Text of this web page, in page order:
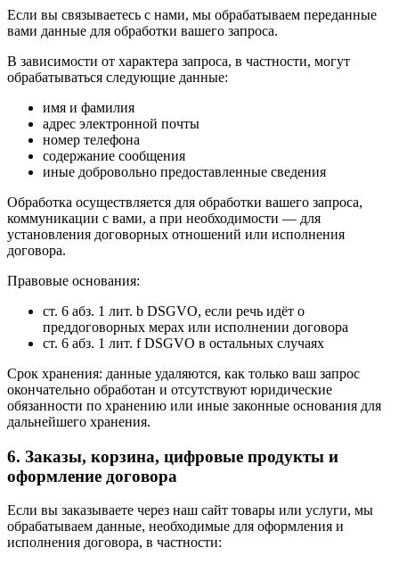
Если вы связываетесь с нами, мы обрабатываем переданные
вами данные для обработки вашего запроса.
В зависимости от характера запроса, в частности, могут
обрабатываться следующие данные:
имя и фамилия
адрес электронной почты
номер телефона
содержание сообщения
иные добровольно предоставленные сведения
Обработка осуществляется для обработки вашего запроса,
коммуникации с вами, а при необходимости — для
установления договорных отношений или исполнения
договора.
Правовые основания:
ст. 6 абз. 1 лит. b DSGVO, если речь идёт о
преддоговорных мерах или исполнении договора
ст. 6 абз. 1 лит. f DSGVO в остальных случаях
Срок хранения: данные удаляются, как только ваш запрос
окончательно обработан и отсутствуют юридические
обязанности по хранению или иные законные основания для
дальнейшего хранения.
6. Заказы, корзина, цифровые продукты и
оформление договора
Если вы заказываете через наш сайт товары или услуги, мы
обрабатываем данные, необходимые для оформления и
исполнения договора, в частности: